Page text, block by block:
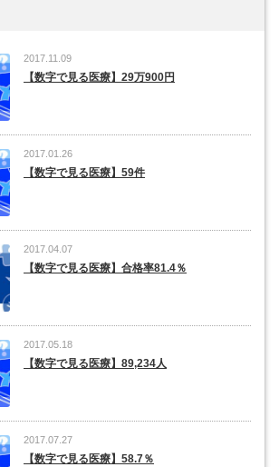
2017.11.09
【数字で見る医療】29万900円
2017.01.26
【数字で見る医療】59件
2017.04.07
【数字で見る医療】合格率81.4％
2017.05.18
【数字で見る医療】89,234人
2017.07.27
【数字で見る医療】58.7％